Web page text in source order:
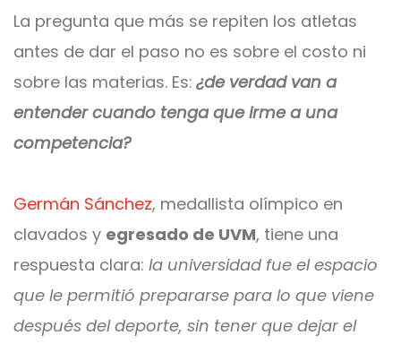
La pregunta que más se repiten los atletas
antes de dar el paso no es sobre el costo ni
sobre las materias. Es: ¿de verdad van a
entender cuando tenga que irme a una
competencia?
Germán Sánchez, medallista olímpico en
clavados y egresado de UVM, tiene una
respuesta clara: la universidad fue el espacio
que le permitió prepararse para lo que viene
después del deporte, sin tener que dejar el